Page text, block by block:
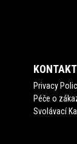
Privacy
Péče o
Svolávací